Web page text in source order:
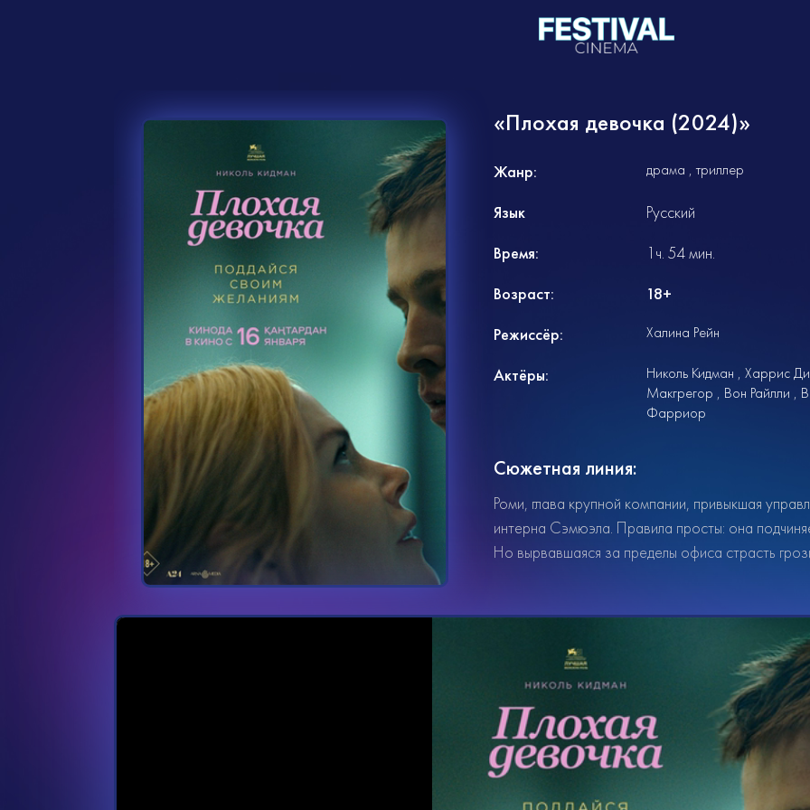
«Плохая девочка (2024)»
Жанр: драма триллер
Язык
Русский
Время:
1ч. 54 мин.
Возраст:
18+
Режиссёр:
Халина Рейн
Актёры: Николь Кидман
Харрис
Макгрегор
Вон Райлли
Фарриор
Сюжетная линия:
Роми, глава крупной компании, привыкшая
интерна Сэмюэла. Правила просты: она
Но вырвавшаяся за пределы офиса страсть